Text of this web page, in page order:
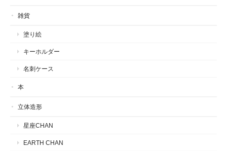
雑貨
塗り絵
キーホルダー
名刺ケース
本
立体造形
星座CHAN
EARTH CHAN